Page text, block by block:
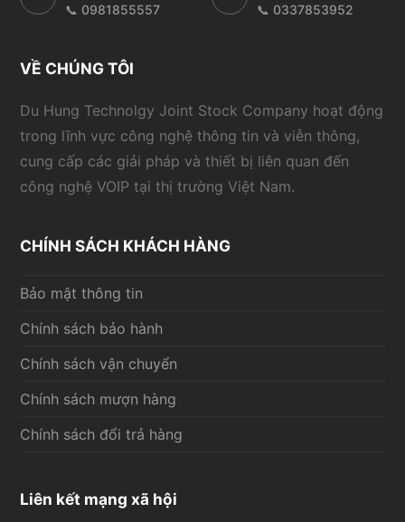
📞 0981855557
📞 0337853952
VỀ CHÚNG TÔI
Du Hung Technolgy Joint Stock Company hoạt động
trong lĩnh vực công nghệ thông tin và viễn thông,
cung cấp các giải pháp và thiết bị liên quan đến
công nghệ VOIP tại thị trường Việt Nam.
CHÍNH SÁCH KHÁCH HÀNG
Bảo mật thông tin
Chính sách bảo hành
Chính sách vận chuyển
Chính sách mượn hàng
Chính sách đổi trả hàng
Liên kết mạng xã hội